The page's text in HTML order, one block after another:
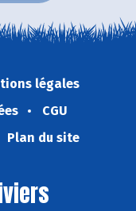
légales
CGU
Plan du site